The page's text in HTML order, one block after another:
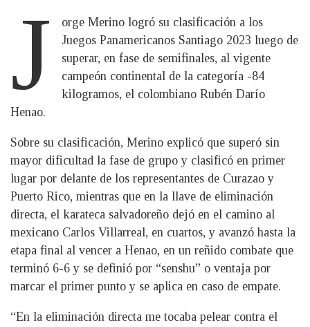
J
orge Merino logró su clasificación a los
Juegos Panamericanos Santiago 2023 luego de
superar, en fase de semifinales, al vigente
campeón continental de la categoría -84
kilogramos, el colombiano Rubén Darío
Henao.
Sobre su clasificación, Merino explicó que superó sin
mayor dificultad la fase de grupo y clasificó en primer
lugar por delante de los representantes de Curazao y
Puerto Rico, mientras que en la llave de eliminación
directa, el karateca salvadoreño dejó en el camino al
mexicano Carlos Villarreal, en cuartos, y avanzó hasta la
etapa final al vencer a Henao, en un reñido combate que
terminó 6-6 y se definió por “senshu” o ventaja por
marcar el primer punto y se aplica en caso de empate.
“En la eliminación directa me tocaba pelear contra el